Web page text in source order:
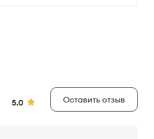
5.0Рейтинг Оставить отзыв